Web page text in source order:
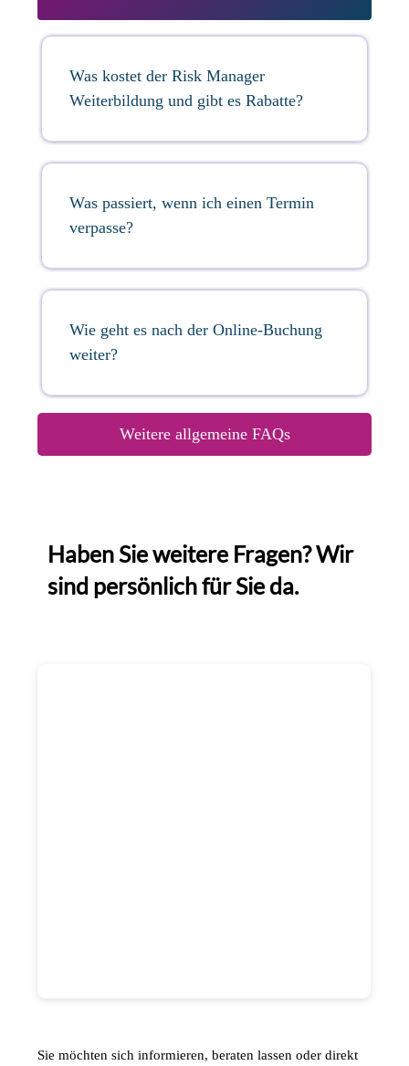
Was kostet der Risk Manager
Weiterbildung und gibt es Rabatte?
Was passiert, wenn ich einen Termin
verpasse?
Wie geht es nach der Online-Buchung
weiter?
Weitere allgemeine FAQs
Haben Sie weitere Fragen? Wir
sind persönlich für Sie da.
Sie möchten sich informieren, beraten lassen oder direkt